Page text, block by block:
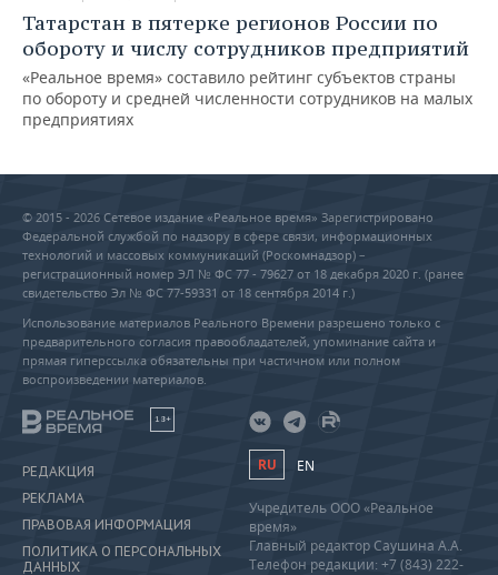
Татарстан в пятерке регионов России по
обороту и числу сотрудников предприятий
«Реальное время» составило рейтинг субъектов страны
по обороту и средней численности сотрудников на малых
предприятиях
© 2015 - 2026 Сетевое издание «Реальное время» Зарегистрировано
Федеральной службой по надзору в сфере связи, информационных
технологий и массовых коммуникаций (Роскомнадзор) –
регистрационный номер ЭЛ № ФС 77 - 79627 от 18 декабря 2020 г. (ранее
свидетельство Эл № ФС 77-59331 от 18 сентября 2014 г.)
Использование материалов Реального Времени разрешено только с
предварительного согласия правообладателей, упоминание сайта и
прямая гиперссылка обязательны при частичном или полном
воспроизведении материалов.
18+
РЕДАКЦИЯ
РЕКЛАМА
ПРАВОВАЯ ИНФОРМАЦИЯ
ПОЛИТИКА О ПЕРСОНАЛЬНЫХ
ДАННЫХ
RU EN
Учредитель ООО «Реальное
время»
Главный редактор Саушина А.А.
Телефон редакции: +7 (843) 222-